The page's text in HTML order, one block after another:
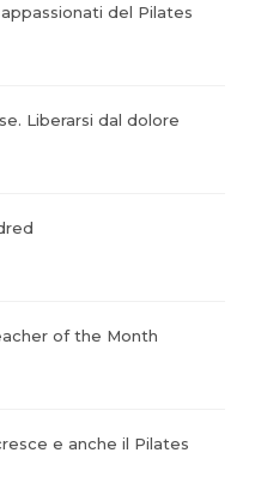
del Pilates
Liberarsi dal dolore
of the Month
e anche il Pilates